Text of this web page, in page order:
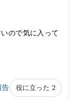
ので気に入って
告 役に立った 2